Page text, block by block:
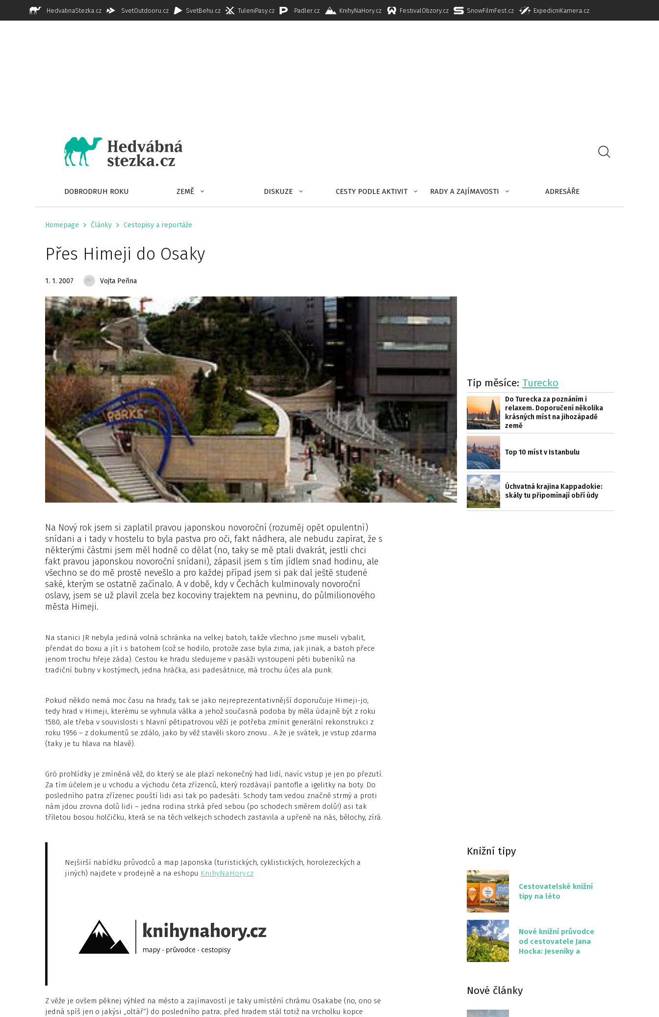
HedvabnaStezka.cz SvetOutdooru.cz SvetBehu.cz TuleniPasy.cz Padler.cz KnihyNaHory.cz FestivalObzory.cz SnowFilmFest.cz ExpedicniKamera.cz
DOBRODRUH ROKU ZEMĚ DISKUZE CESTY PODLE AKTIVIT RADY A ZAJÍMAVOSTI ADRESÁŘE
Homepage Články Cestopisy a reportáže
Přes Himeji do Osaky
1. 1. 2007 Vojta Peřina
Na Nový rok jsem si zaplatil pravou japonskou novoroční (rozuměj opět opulentní)
snídani a i tady v hostelu to byla pastva pro oči, fakt nádhera, ale nebudu zapírat, že s
některými částmi jsem měl hodně co dělat (no, taky se mě ptali dvakrát, jestli chci
fakt pravou japonskou novoroční snídani), zápasil jsem s tím jídlem snad hodinu, ale
všechno se do mě prostě nevešlo a pro každej případ jsem si pak dal ještě studené
saké, kterým se ostatně začínalo. A v době, kdy v Čechách kulminovaly novoroční
oslavy, jsem se už plavil zcela bez kocoviny trajektem na pevninu, do půlmilionového
města Himeji.
Na stanici JR nebyla jediná volná schránka na velkej batoh, takže všechno jsme museli vybalit,
přendat do boxu a jít i s batohem (což se hodilo, protože zase byla zima, jak jinak, a batoh přece
jenom trochu hřeje záda). Cestou ke hradu sledujeme v pasáži vystoupení pěti bubeníků na
tradiční bubny v kostýmech, jedna hráčka, asi padesátnice, má trochu účes ala punk.
Pokud někdo nemá moc času na hrady, tak se jako nejreprezentativnější doporučuje Himeji-jo,
tedy hrad v Himeji, kterému se vyhnula válka a jehož současná podoba by měla údajně být z roku
1580, ale třeba v souvislosti s hlavní pětipatrovou věží je potřeba zmínit generální rekonstrukci z
roku 1956 – z dokumentů se zdálo, jako by věž stavěli skoro znovu… A že je svátek, je vstup zdarma
(taky je tu hlava na hlavě).
Gró prohlídky je zmíněná věž, do který se ale plazí nekonečný had lidí, navíc vstup je jen po přezutí.
Za tím účelem je u vchodu a východu četa zřízenců, který rozdávají pantofle a igelitky na boty. Do
posledního patra zřízenec pouští lidi asi tak po padesáti. Schody tam vedou značně strmý a proti
nám jdou zrovna dolů lidi – jedna rodina strká před sebou (po schodech směrem dolů!) asi tak
tříletou bosou holčičku, která se na těch velkejch schodech zastavila a upřeně na nás, bělochy, zírá.
Nejširší nabídku průvodců a map Japonska (turistických, cyklistických, horolezeckých a
jiných) najdete v prodejně a na eshopu KnihyNaHory.cz
Z věže je ovšem pěknej výhled na město a zajímavostí je taky umístění chrámu Osakabe (no, ono se
jedná spíš jen o jakýsi „oltář“) do posledního patra; před hradem stál totiž na vrcholku kopce
Tip měsíce: Turecko
Do Turecka za poznáním i
relaxem. Doporučení několika
krásných míst na jihozápadě
země
Top 10 míst v Istanbulu
Úchvatná krajina Kappadokie:
skály tu připomínají obří údy
Knižní tipy
Cestovatelské knižní
tipy na léto
Nové knižní průvodce
od cestovatele Jana
Hocka: Jeseníky a
Nové články